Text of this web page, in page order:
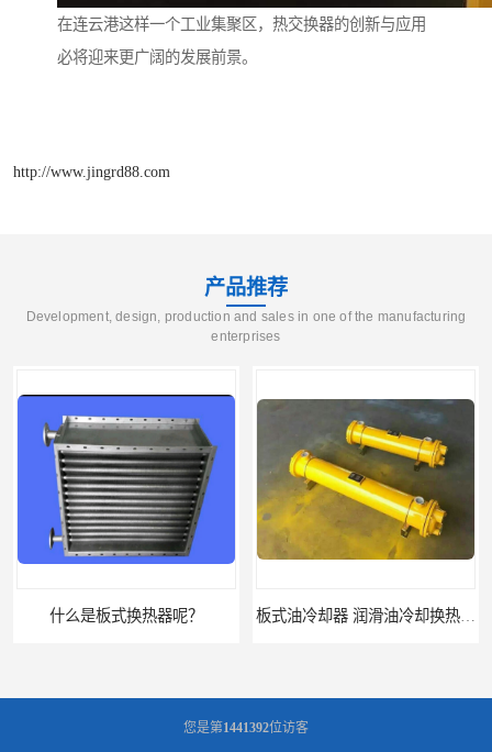
在连云港这样一个工业集聚区，热交换器的创新与应用
必将迎来更广阔的发展前景。
http://www.jingrd88.com
产品推荐
Development, design, production and sales in one of the manufacturing
enterprises
什么是板式换热器呢？ 板式油冷却器 润滑油冷却换热装置 设计定制
您是第1441392位访客